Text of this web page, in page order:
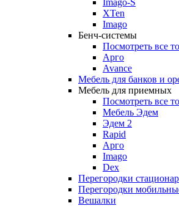
Imago-S
XTen
Imago
Бенч-системы
Посмотреть все
Арго
Avance
Мебель для банков и
Мебель для приемных
Посмотреть все
Мебель Эдем
Эдем 2
Rapid
Арго
Imago
Dex
Перегородки
Перегородки
Вешалки